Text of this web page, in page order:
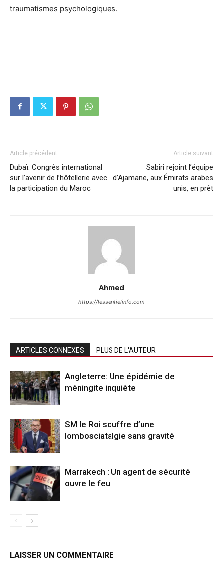
traumatismes psychologiques.
Article précédent
Dubaï: Congrès international
sur l’avenir de l’hôtellerie avec
la participation du Maroc
Article suivant
Sabiri rejoint l’équipe
d’Ajamane, aux Émirats arabes
unis, en prêt
Ahmed
https://lessentielinfo.com
ARTICLES CONNEXES PLUS DE L'AUTEUR
Angleterre: Une épidémie de
méningite inquiète
SM le Roi souffre d’une
lombosciatalgie sans gravité
Marrakech : Un agent de sécurité
ouvre le feu
LAISSER UN COMMENTAIRE